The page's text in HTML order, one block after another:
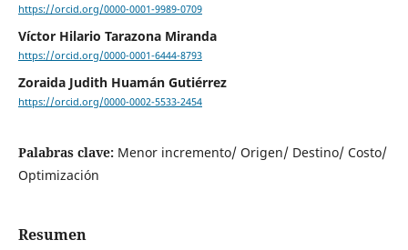
https://orcid.org/0000-0001-9989-0709
Víctor Hilario Tarazona Miranda
https://orcid.org/0000-0001-6444-8793
Zoraida Judith Huamán Gutiérrez
https://orcid.org/0000-0002-5533-2454
Palabras clave: Menor incremento/ Origen/ Destino/ Costo/
Optimización
Resumen